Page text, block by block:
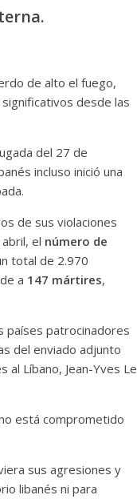
de alto el fuego,
desde las
del 27 de
incluso inició una
de sus violaciones
el número de
total de 2.970
a 147 mártires,
países patrocinadores
del enviado adjunto
al Líbano, Jean-Yves Le
está comprometido
sus agresiones y
libanés ni para